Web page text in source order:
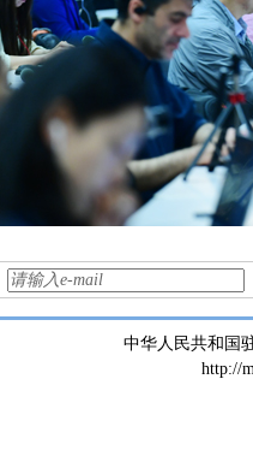
中华人民共和国
http://